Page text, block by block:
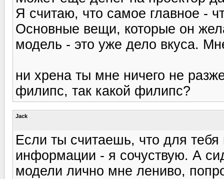
Я считаю, что самое главное -
Основные вещи, которые он
модель - это уже дело вкуса.
ни хрена ты мне ничего не
филипс, так какой филипс?
Jack
Если ты считаешь, что для
информации - я сочуствую. А
модели лично мне лениво,